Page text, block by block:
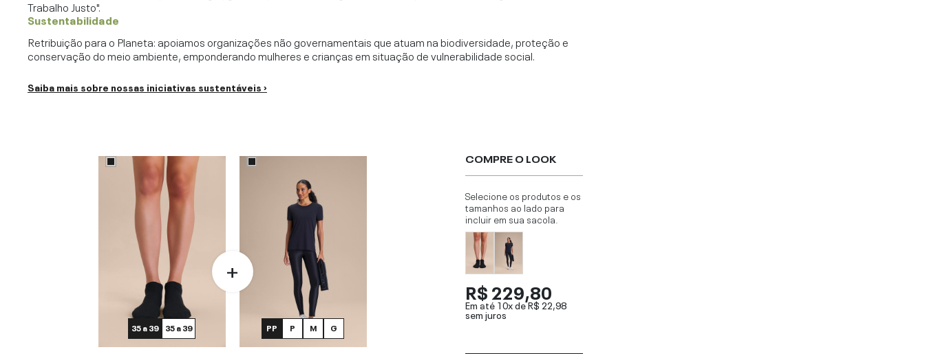
Trabalho Justo".
Sustentabilidade
Retribuição para o Planeta: apoiamos organizações não governamentais que atuam na biodiversidade, proteção e
conservação do meio ambiente, emponderando mulheres e crianças em situação de vulnerabilidade social.
Saiba mais sobre nossas iniciativas sustentáveis ›
35 a 39 35 a 39 PP P M G
COMPRE O LOOK
Selecione os produtos e os
tamanhos ao lado para
incluir em sua sacola.
R$ 229,80
Em até 10x deR$ 22,98
sem juros